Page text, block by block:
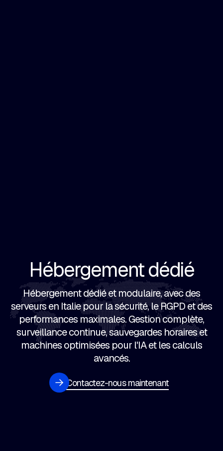
Hébergement dédié
Hébergement dédié et modulaire, avec des
serveurs en Italie pour la sécurité, le RGPD et des
performances maximales. Gestion complète,
surveillance continue, sauvegardes horaires et
machines optimisées pour l'IA et les calculs
avancés.
Contactez-nous maintenant